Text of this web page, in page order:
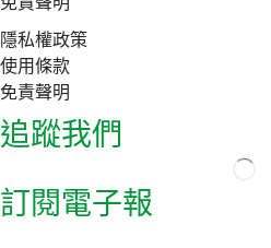
隱私權政策
使用條款
免責聲明
追蹤我們
訂閱電子報